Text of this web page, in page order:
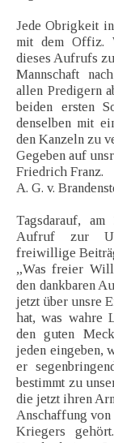
Jede Obrigkeit
mit dem Offiz.
dieses Aufrufs
Mannschaft
allen Predigern
beiden ersten
denselben mit
den Kanzeln zu
Gegeben auf
Friedrich Franz.
A. G. v.
Tagsdarauf,
Aufruf zur
freiwillige
„Was freier
den dankbaren
jetzt über unsre
hat, was wahre
den guten
jeden eingeben,
er
bestimmt zu
die jetzt ihren
Anschaffung von
Kriegers